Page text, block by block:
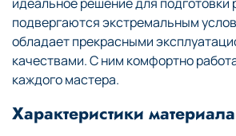
подвергаются экстремальным
обладает прекрасными
качествами. С ним комфортно
каждого мастера.
Характеристики материала